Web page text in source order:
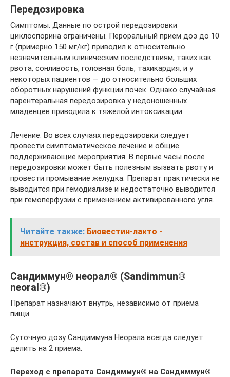
Передозировка
Симптомы. Данные по острой передозировки
циклоспорина ограничены. Пероральный прием доз до 10
г (примерно 150 мг/кг) приводил к относительно
незначительным клиническим последствиям, таких как
рвота, сонливость, головная боль, тахикардия, и у
некоторых пациентов — до относительно больших
оборотных нарушений функции почек. Однако случайная
парентеральная передозировка у недоношенных
младенцев приводила к тяжелой интоксикации.
Лечение. Во всех случаях передозировки следует
провести симптоматическое лечение и общие
поддерживающие мероприятия. В первые часы после
передозировки может быть полезным вызвать рвоту и
провести промывание желудка. Препарат практически не
выводится при гемодиализе и недостаточно выводится
при гемоперфузии с применением активированного угля.
Читайте также: Биовестин-лакто -
инструкция, состав и способ применения
Сандиммун® неорал® (Sandimmun®
neoral®)
Препарат назначают внутрь, независимо от приема
пищи.
Суточную дозу Сандиммуна Неорала всегда следует
делить на 2 приема.
Переход с препарата Сандиммун® на Сандиммун®